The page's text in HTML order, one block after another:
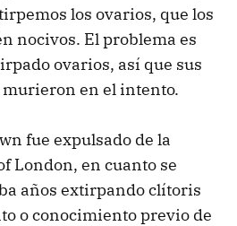
los ovarios, que los
nocivos. El problema es
ovarios, así que sus
en el intento.
fue expulsado de la
London, en cuanto se
años extirpando clítoris
o conocimiento previo de